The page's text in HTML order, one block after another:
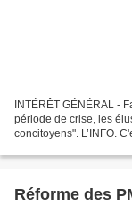
INTÉRÊT GÉNÉRAL -
période de crise, les
concitoyens". L’INFO.
Réforme des